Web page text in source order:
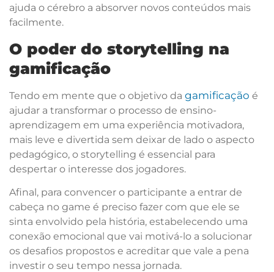
ajuda o cérebro a absorver novos conteúdos mais
facilmente.
O poder do storytelling na
gamificação
Tendo em mente que o objetivo da gamificação é
ajudar a transformar o processo de ensino-
aprendizagem em uma experiência motivadora,
mais leve e divertida sem deixar de lado o aspecto
pedagógico, o storytelling é essencial para
despertar o interesse dos jogadores.
Afinal, para convencer o participante a entrar de
cabeça no game é preciso fazer com que ele se
sinta envolvido pela história, estabelecendo uma
conexão emocional que vai motivá-lo a solucionar
os desafios propostos e acreditar que vale a pena
investir o seu tempo nessa jornada.